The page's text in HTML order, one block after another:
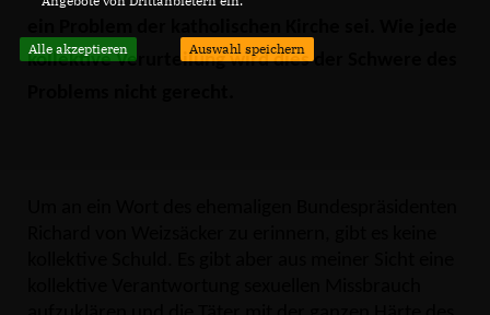
kollektive Verurteilung wird dies der Schwere des
Alle akzeptieren Auswahl speichern